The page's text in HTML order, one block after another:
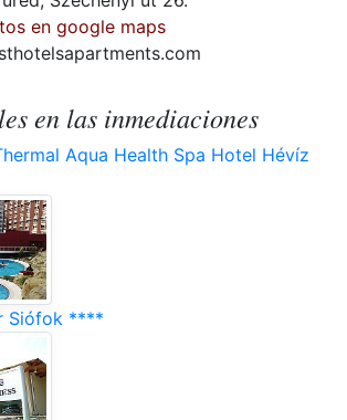
en google maps
en las inmediaciones
Aqua Health Spa Hotel Hévíz
Siófok ****